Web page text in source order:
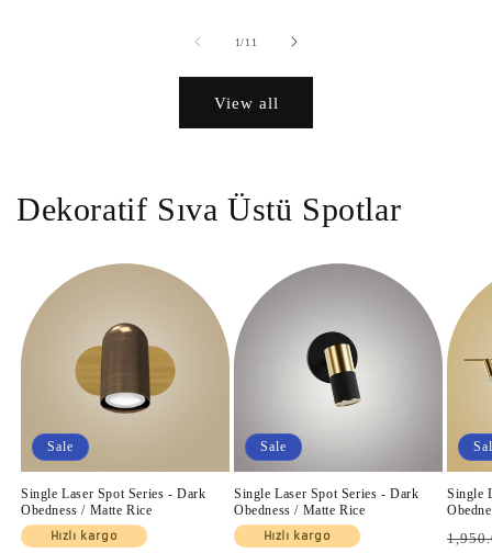
1/of
11
View all
Dekoratif Sıva Üstü Spotlar
Sale
Single Laser Spot Series - Dark
Obedness / Matte Rice
Hızlı kargo
Sale
Single Laser Spot Series - Dark
Obedness / Matte Rice
Hızlı kargo
Single